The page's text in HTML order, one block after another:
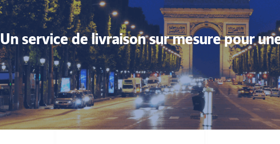
Un service de livraison sur mesure pour